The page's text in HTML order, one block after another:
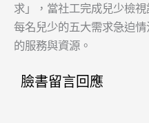
求」，當社工完成兒少檢
每名兒少的五大需求急迫
的服務與資源。
臉書留言回應